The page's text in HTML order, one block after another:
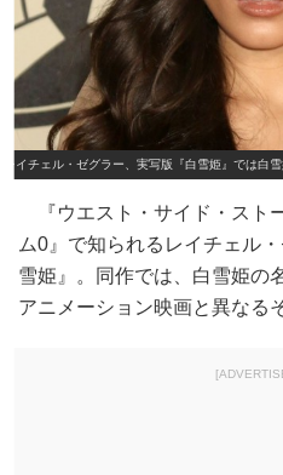
レイチェル・ゼグラー、実写版『白雪姫』では白
『ウエスト・サイド・スト
ム0』で知られるレイチェル
雪姫』。同作では、白雪姫の
アニメーション映画と異なる